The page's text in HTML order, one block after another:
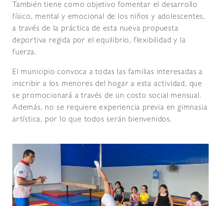
También tiene como objetivo fomentar el desarrollo
físico, mental y emocional de los niños y adolescentes,
a través de la práctica de esta nueva propuesta
deportiva regida por el equilibrio, flexibilidad y la
fuerza.
El municipio convoca a todas las familias interesadas a
inscribir a los menores del hogar a esta actividad, que
se promocionará a través de un costo social mensual.
Además, no se requiere experiencia previa en gimnasia
artística, por lo que todos serán bienvenidos.